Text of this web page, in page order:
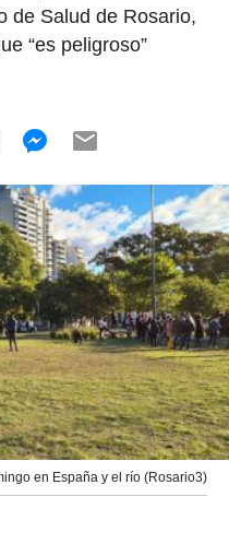
de Salud de Rosario,
“es peligroso”
en España y el río (Rosario3)